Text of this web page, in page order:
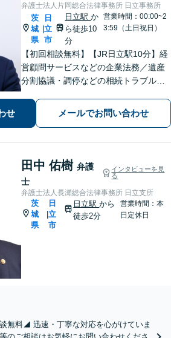
弁護士法人片岡総合法律事務所 日立事務所
茨
城
県
日
立
市
日立駅か
ら徒歩10
分
営業時間：00:00~2
3:59（土日祝日）
【初回相談無料】【JR日立駅10分】経
営顧問サービスなどの企業法務／遺産
分割協議・調停などの相続トラブルや
問題を中心に、幅広くご相談を承りま
す【土日祝対応可】分かりやすく丁寧
せ メールでお問い合わせ
田中 佑樹 弁護
士
インタビューを見
る
弁護士法人長瀬総合法律事務所 日立支所
茨
城
県
日
立
市
日立駅から
徒歩2分
営業時間：本
日定休日
無料◢ 迅速・丁寧な対応を心がけていま
のご相談はお気軽にお問い合わせくださ